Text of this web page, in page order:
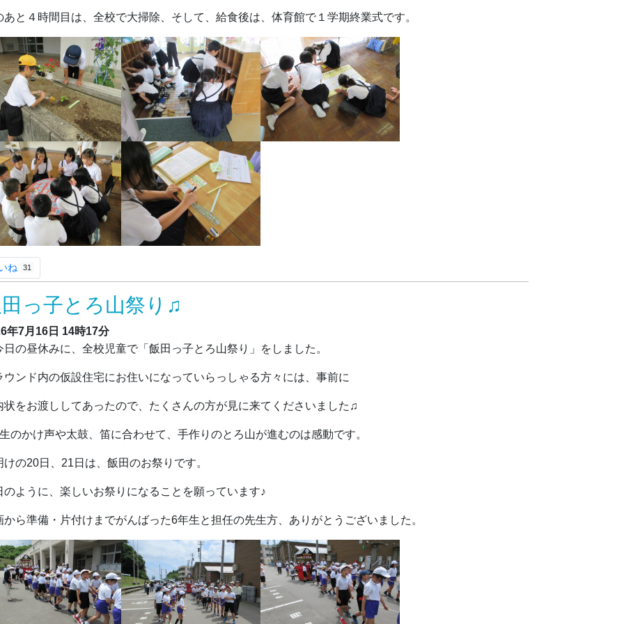
あと４時間目は、全校で大掃除、そして、給食後は、体育館で１学期終業式です。
ね 31
っ子とろ山祭り♫
年7月16日 14時17分
の昼休みに、全校児童で「飯田っ子とろ山祭り」をしました。
ウンド内の仮設住宅にお住いになっていらっしゃる方々には、事前に
状をお渡ししてあったので、たくさんの方が見に来てくださいました♫
のかけ声や太鼓、笛に合わせて、手作りのとろ山が進むのは感動です。
けの20日、21日は、飯田のお祭りです。
のように、楽しいお祭りになることを願っています♪
から準備・片付けまでがんばった6年生と担任の先生方、ありがとうございました。